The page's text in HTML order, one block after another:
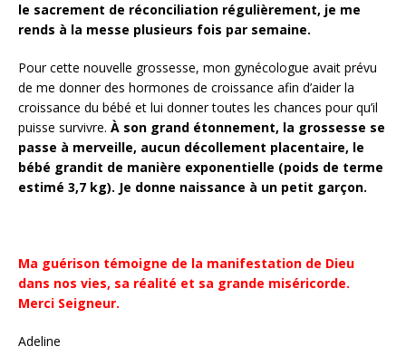
le sacrement de réconciliation régulièrement, je me
rends à la messe plusieurs fois par semaine.
Pour cette nouvelle grossesse, mon gynécologue avait prévu
de me donner des hormones de croissance afin d’aider la
croissance du bébé et lui donner toutes les chances pour qu’il
puisse survivre. À son grand étonnement, la grossesse se
passe à merveille, aucun décollement placentaire, le
bébé grandit de manière exponentielle (poids de terme
estimé 3,7 kg). Je donne naissance à un petit garçon.
Ma guérison témoigne de la manifestation de Dieu
dans nos vies, sa réalité et sa grande miséricorde.
Merci Seigneur.
Adeline